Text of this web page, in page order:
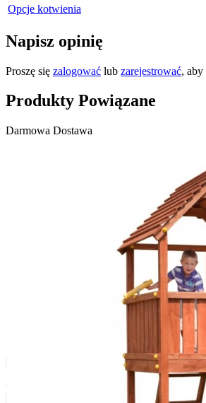
Opcje kotwienia
Napisz opinię
Proszę się zalogować lub zarejestrować, aby
Produkty Powiązane
Darmowa Dostawa